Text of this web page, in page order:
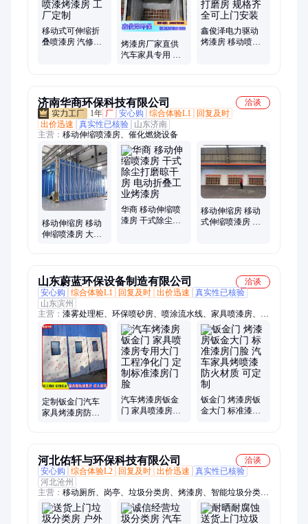
动喷淋塔、粉尘加湿机、打磨除尘工作台、除尘滤芯、螺旋输送
机、无尘散装机、水帘柜
移动式可伸缩折
叠喷漆房 汽修厂
烤漆房厂家直供
汽车家具专用 环
鑫俊泽电力驱动
烤漆房 移动喷漆
济南华商环保科技有限公司
洽谈
1年 厂 安心购 综合体验L1
回复及时
出价迅速
真实性已核验
山东济南
主营： 移动伸缩喷漆房、催化燃烧设备
移动伸缩房 移动
伸缩喷漆房 大型
华商 移动伸缩喷
漆房 干式除尘打
移动伸缩房 移动
式伸缩喷漆房 无
山东蔚蓝环保设备制造有限公司
洽谈
安心购
综合体验L1 回复及时 出价迅速
真实性已核验
山东滨州
主营： 漆雾处理柜、环保喷砂房、喷涂流水线、家具喷漆房、固
定烤漆房、单向隔爆阀、工业热风机、活性炭吸附箱、大功率烘
干机、废气处理设备、粉尘净化设备、防爆泄爆装置、木工家具
打磨台
定制钣金门汽车
家具烤漆房防火
汽车烤漆房钣金
门 家具喷漆房专
钣金门 烤漆房钣
金大门 标准漆房
河北佑轩与环保科技有限公司
洽谈
安心购
综合体验L2 回复及时 出价迅速
真实性已核验
河北沧州
主营： 移动厕所、岗亭、垃圾分类房、烤漆房、智能垃圾分类驿
站、垃圾分类亭、轻钢房屋、钢板喷塑垃圾桶、钢木垃圾桶、勾
臂垃圾桶、塑料垃圾桶、钢板桩、铁质分类垃圾桶、果皮箱、户